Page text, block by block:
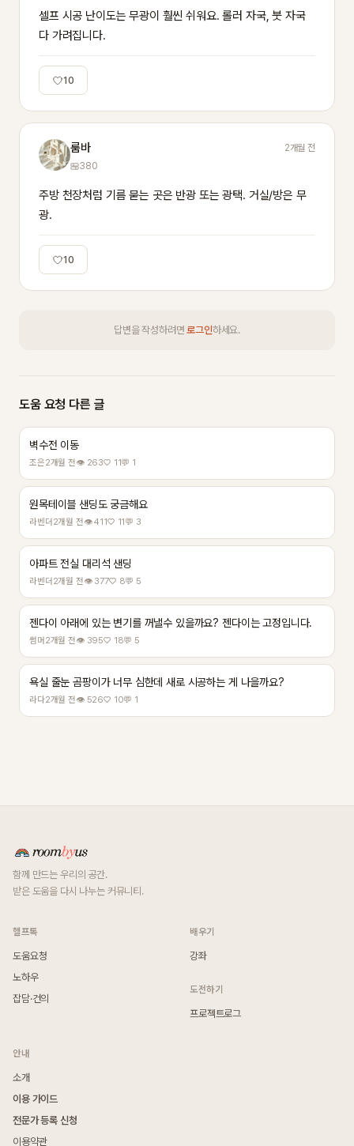
셀프 시공 난이도는 무광이 훨씬 쉬워요. 롤러 자국, 붓 자국
다 가려집니다.
10
룸바
2개월 전
380
주방 천장처럼 기름 묻는 곳은 반광 또는 광택. 거실/방은 무
광.
10
답변을 작성하려면로그인하세요.
도움 요청 다른 글
벽수전 이동
조은2개월 전👁 263♡ 11💬 1
원목테이블 샌딩도 궁금해요
라벤더2개월 전👁 411♡ 11💬 3
아파트 전실 대리석 샌딩
라벤더2개월 전👁 377♡ 8💬 5
젠다이 아래에 있는 변기를 꺼낼수 있을까요? 젠다이는 고정입니다.
썸머2개월 전👁 395♡ 18💬 5
욕실 줄눈 곰팡이가 너무 심한데 새로 시공하는 게 나을까요?
라다2개월 전👁 526♡ 10💬 1
함께 만드는 우리의 공간.
받은 도움을 다시 나누는 커뮤니티.
헬프톡
도움요청
노하우
잡담·건의
배우기
강좌
도전하기
프로젝트로그
안내
소개
이용 가이드
전문가 등록 신청
이용약관